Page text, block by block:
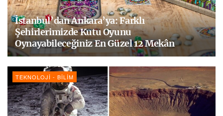
İstanbul’dan Ankara’ya: Farklı
Şehirlerimizde Kutu Oyunu
Oynayabileceğiniz En Güzel 12 Mekân
TEKNOLOJI - BILIM